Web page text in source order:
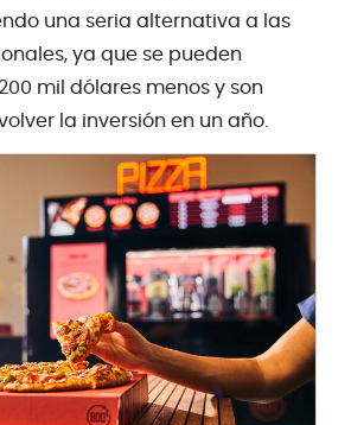
una seria alternativa a las
ya que se pueden
mil dólares menos y son
la inversión en un año.